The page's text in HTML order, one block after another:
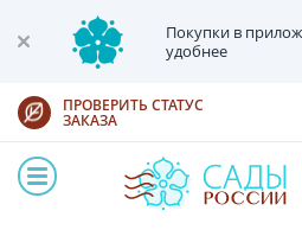
Покупки в
удобнее
ПРОВЕРИТЬ СТАТУС
ЗАКАЗА